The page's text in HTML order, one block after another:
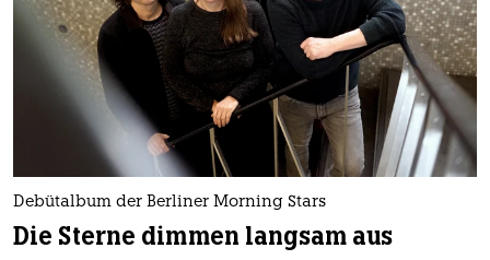
Debütalbum der Berliner Morning Stars
Die Sterne dimmen langsam aus